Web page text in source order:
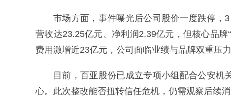
市场方面，事件曝光后公司股价一度跌停，
营收达23.25亿元、净利润2.39亿元，但核心品
费用激增近23亿元，公司面临业绩与品牌双重压力
目前，百亚股份已成立专项小组配合公安
心。此次整改能否扭转信任危机，仍需观察后续